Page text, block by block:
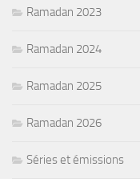
Ramadan 2023
Ramadan 2024
Ramadan 2025
Ramadan 2026
Séries et émissions